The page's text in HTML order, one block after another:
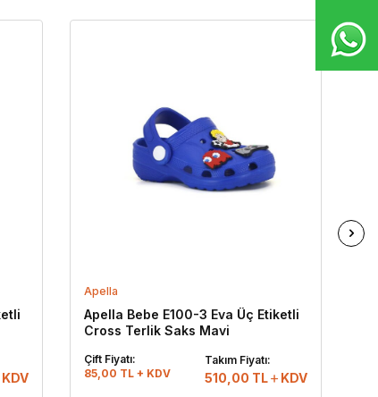
KDV
Apella
Apella Bebe E100-3 Eva Üç Etiketli
Cross Terlik Saks Mavi
Çift Fiyatı:
85,00 TL + KDV
Takım Fiyatı:
510,00 TL KDV